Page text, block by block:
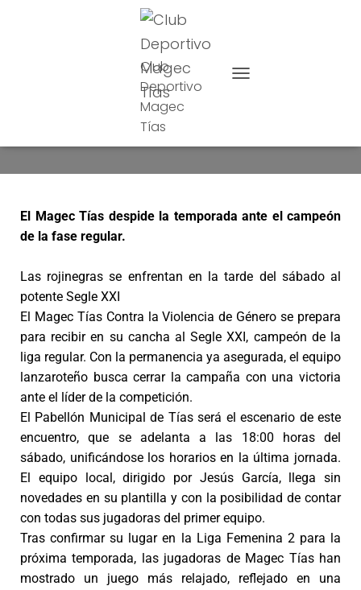
Club
Deportivo
Magec
Tías
Último partido
El Magec Tías despide la temporada ante el campeón
de la fase regular.
Las rojinegras se enfrentan en la tarde del sábado al
potente Segle XXI
El Magec Tías Contra la Violencia de Género se prepara
para recibir en su cancha al Segle XXI, campeón de la
liga regular. Con la permanencia ya asegurada, el equipo
lanzaroteño busca cerrar la campaña con una victoria
ante el líder de la competición.
El Pabellón Municipal de Tías será el escenario de este
encuentro, que se adelanta a las 18:00 horas del
sábado, unificándose los horarios en la última jornada.
El equipo local, dirigido por Jesús García, llega sin
novedades en su plantilla y con la posibilidad de contar
con todas sus jugadoras del primer equipo.
Tras confirmar su lugar en la Liga Femenina 2 para la
próxima temporada, las jugadoras de Magec Tías han
mostrado un juego más relajado, reflejado en una